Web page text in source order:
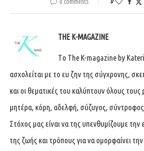
THE K-MAGAZINE
Tο The K-magazine by
ασχολείται με το ευ ζην της σύγχρονης,
και οι θεματικές του καλύπτουν όλους
μητέρα, κόρη, αδελφή, σύζυγος,
Στόχος μας είναι να της υπενθυμίζουμε
της ζωής και τρόπους για να ομορφαίνει